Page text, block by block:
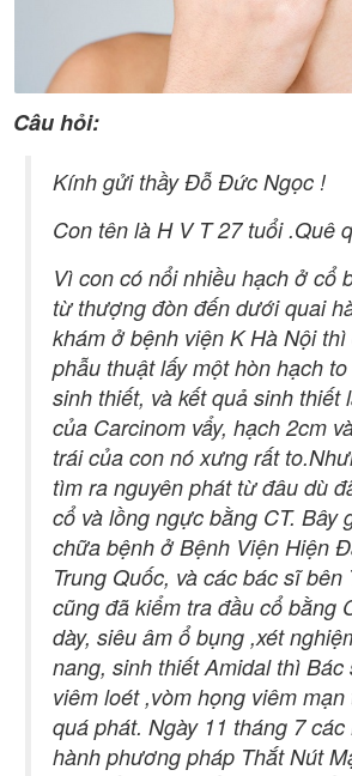
Câu hỏi:
Kính gửi thầy Đỗ Đức Ngọc !
Con tên là H V T 27 tuổi .Quê
Vì con có nổi nhiều hạch ở cổ
từ thượng đòn đến dưới quai
khám ở bệnh viện K Hà Nội
phẫu thuật lấy một hòn hạch
sinh thiết, và kết quả sinh thiết
của Carcinom vẩy, hạch 2cm
trái của con nó xưng rất
tìm ra nguyên phát từ đâu dù
cổ và lồng ngực bằng CT. Bây
chữa bệnh ở Bệnh Viện Hiện
Trung Quốc, và các bác sĩ bên
cũng đã kiểm tra đầu cổ bằng
dày, siêu âm ổ bụng ,xét
nang, sinh thiết Amidal thì Bác
viêm loét ,vòm họng viêm
quá phát. Ngày 11 tháng 7
hành phương pháp Thắt Nút